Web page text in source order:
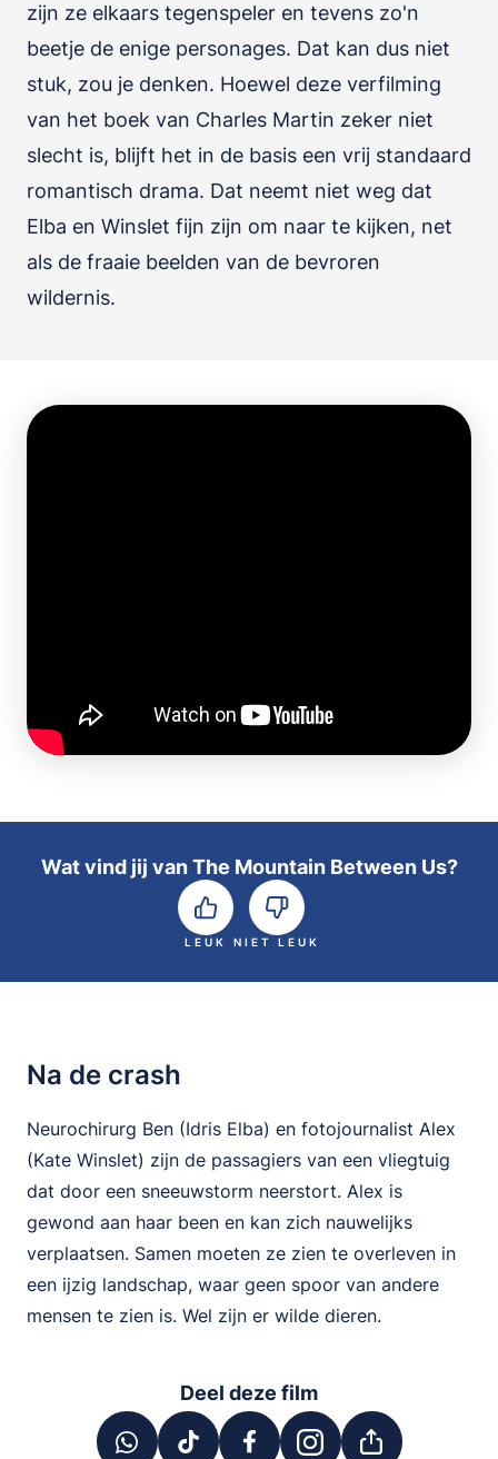
zijn ze elkaars tegenspeler en tevens zo'n
beetje de enige personages. Dat kan dus niet
stuk, zou je denken. Hoewel deze verfilming
van het boek van Charles Martin zeker niet
slecht is, blijft het in de basis een vrij standaard
romantisch drama. Dat neemt niet weg dat
Elba en Winslet fijn zijn om naar te kijken, net
als de fraaie beelden van de bevroren
wildernis.
Wat vind jij van The Mountain Between Us?
LEUK NIET LEUK
Na de crash
Neurochirurg Ben (Idris Elba) en fotojournalist Alex
(Kate Winslet) zijn de passagiers van een vliegtuig
dat door een sneeuwstorm neerstort. Alex is
gewond aan haar been en kan zich nauwelijks
verplaatsen. Samen moeten ze zien te overleven in
een ijzig landschap, waar geen spoor van andere
mensen te zien is. Wel zijn er wilde dieren.
Deel deze film